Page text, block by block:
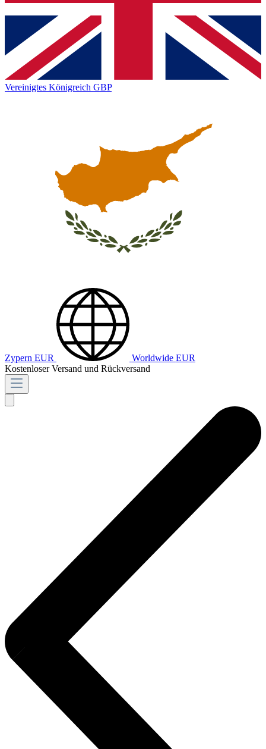
Vereinigtes Königreich GBP
Zypern EUR Worldwide EUR
Kostenloser Versand und Rückversand